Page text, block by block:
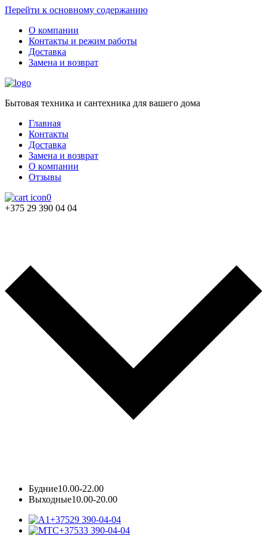
Перейти к основному содержанию
О компании
Контакты и режим работы
Доставка
Замена и возврат
Бытовая техника и сантехника для вашего дома
Главная
Контакты
Доставка
Замена и возврат
О компании
Отзывы
0
+375 29 390 04 04
Будние10.00-22.00
Выходные10.00-20.00
+37529 390-04-04
+37533 390-04-04